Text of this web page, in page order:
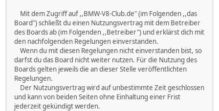
Mit dem Zugriff auf ,,BMW-V8-Club.de" (im Folgenden ,,das
Board") schließt du einen Nutzungsvertrag mit dem Betreiber
des Boards ab (im Folgenden ,,Betreiber") und erklärst dich mit
den nachfolgenden Regelungen einverstanden.
Wenn du mit diesen Regelungen nicht einverstanden bist, so
darfst du das Board nicht weiter nutzen. Für die Nutzung des
Boards gelten jeweils die an dieser Stelle veröffentlichten
Regelungen.
Der Nutzungsvertrag wird auf unbestimmte Zeit geschlossen
und kann von beiden Seiten ohne Einhaltung einer Frist
jederzeit gekündigt werden.